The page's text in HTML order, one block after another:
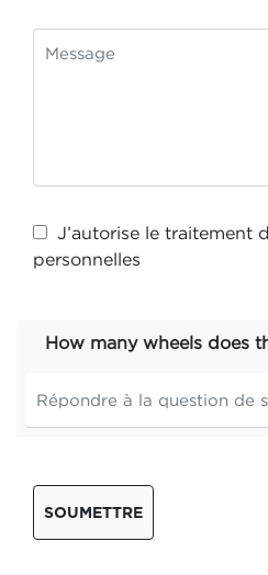
J’autorise le traitement
personnelles
How many wheels does
SOUMETTRE